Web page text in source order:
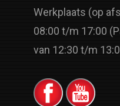
Werkplaats (op
08:00 t/m 17:00
van 12:30 t/m